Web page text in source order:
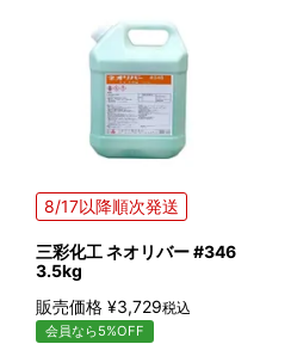
8/17以降順次発送
三彩化工 ネオリバー #346
3.5kg
販売価格 ¥3,729税込
会員なら5%OFF